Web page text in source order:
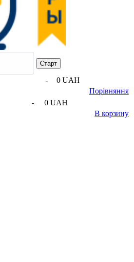
-
0 UAH
Порівняння
-
0 UAH
В корзину